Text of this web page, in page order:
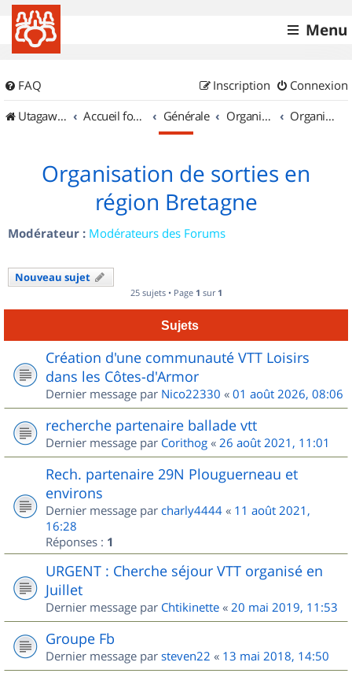
Menu
FAQ Connexion
Inscription
UtagawaVTT (Randos VTT et VTTAE avec traces GPS)
Accueil forum Générale Organisation de sorties & Recherche de partenaires Organisation de sorties en région Bretagne
Organisation de sorties en
région Bretagne
Modérateur : Modérateurs des Forums
Nouveau sujet
25 sujets • Page 1 sur 1
Sujets
Création d'une communauté VTT Loisirs
dans les Côtes-d'Armor
Dernier message par Nico22330 « 01 août 2026, 08:06
recherche partenaire ballade vtt
Dernier message par Corithog « 26 août 2021, 11:01
Rech. partenaire 29N Plouguerneau et
environs
Dernier message par charly4444 « 11 août 2021,
16:28
Réponses : 1
URGENT : Cherche séjour VTT organisé en
Juillet
Dernier message par Chtikinette « 20 mai 2019, 11:53
Groupe Fb
Dernier message par steven22 « 13 mai 2018, 14:50